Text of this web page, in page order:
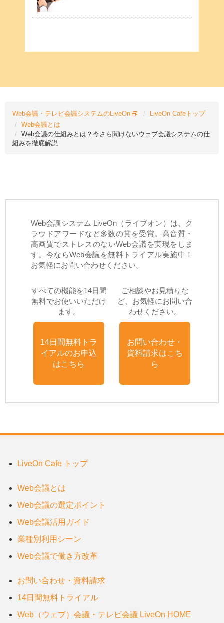
Web会議・テレビ会議システムのLiveOn
LiveOn Cafeトップ
Web会議とは
Web会議の仕組みとは？今さら聞けないウェブ会議システムの仕
組みを徹底解説
Web会議システム LiveOn（ライブオン）は、ク
ラウドアワードなど多数の賞を受賞。高音質・
高画質でストレスのないWeb会議を実現をしま
す。今ならWeb会議を無料トライアル実施中！
お気軽にお問い合わせください。
すべての機能を14日間
無料でお使いいただけ
ます。
14日間無料トラ
イアルのお申込
はこちら
ご相談やお見積りな
ど、お気軽にお問い合
わせください。
お問い合わせ・
資料請求はこち
ら
LiveOn Cafe トップ
Web会議とは
Web会議の選定ポイント
Web会議活用ガイド
業種別利用シーン
Web会議で働き方改革
お問い合わせ・資料請求
14日間無料トライアル
Web（ウェブ）会議・テレビ会議 LiveOn HOME